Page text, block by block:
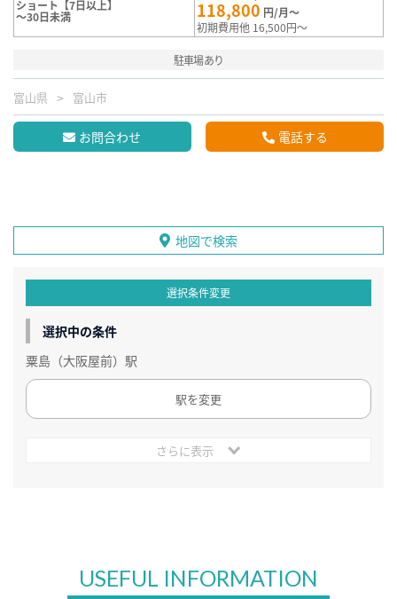
ショート【7日以上】
～30日未満 118,800 円/月～
初期費用他 16,500円～
駐車場あり
富山県 富山市
お問合わせ 電話する
地図で検索
選択条件変更
選択中の条件
粟島（大阪屋前）駅
駅を変更
さらに表示
USEFUL INFORMATION